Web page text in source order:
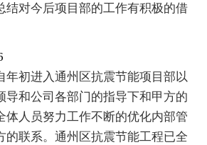
结对今后项目部的工作有积极的借
年初进入通州区抗震节能项目部以
导和公司各部门的指导下和甲方的
体人员努力工作不断的优化内部管
的联系。通州区抗震节能工程已全